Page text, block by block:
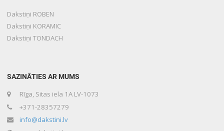
Dakstiņi ROBEN
Dakstiņi KORAMIC
Dakstiņi TONDACH
SAZINĀTIES AR MUMS
Rīga, Sitas iela 1A LV-1073
+371-28357279
info@dakstini.lv